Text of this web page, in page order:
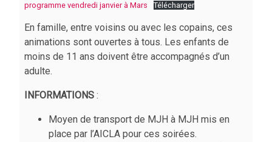
programme vendredi janvier à Mars Télécharger
En famille, entre voisins ou avec les copains, ces
animations sont ouvertes à tous. Les enfants de
moins de 11 ans doivent être accompagnés d’un
adulte.
INFORMATIONS :
Moyen de transport de MJH à MJH mis en
place par l’AICLA pour ces soirées.